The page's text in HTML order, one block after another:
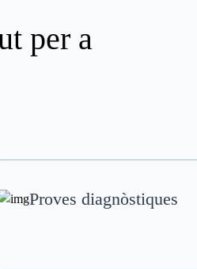
per a
Proves diagnòstiques